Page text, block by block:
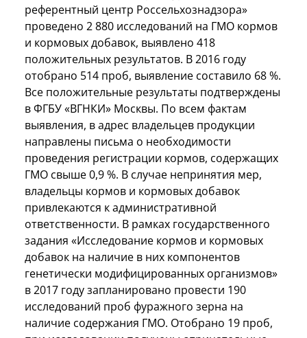
референтный центр Россельхознадзора»
проведено 2 880 исследований на ГМО кормов
и кормовых добавок, выявлено 418
положительных результатов. В 2016 году
отобрано 514 проб, выявление составило 68 %.
Все положительные результаты подтверждены
в ФГБУ «ВГНКИ» Москвы. По всем фактам
выявления, в адрес владельцев продукции
направлены письма о необходимости
проведения регистрации кормов, содержащих
ГМО свыше 0,9 %. В случае непринятия мер,
владельцы кормов и кормовых добавок
привлекаются к административной
ответственности. В рамках государственного
задания «Исследование кормов и кормовых
добавок на наличие в них компонентов
генетически модифицированных организмов»
в 2017 году запланировано провести 190
исследований проб фуражного зерна на
наличие содержания ГМО. Отобрано 19 проб,